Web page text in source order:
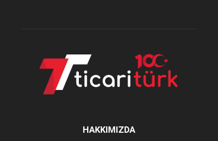
HAKKIMIZDA